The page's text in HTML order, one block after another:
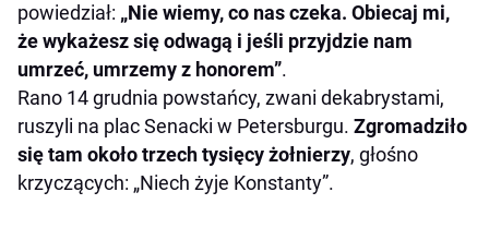
powiedział: „Nie wiemy, co nas czeka. Obiecaj mi,
że wykażesz się odwagą i jeśli przyjdzie nam
umrzeć, umrzemy z honorem”.
Rano 14 grudnia powstańcy, zwani dekabrystami,
ruszyli na plac Senacki w Petersburgu. Zgromadziło
się tam około trzech tysięcy żołnierzy, głośno
krzyczących: „Niech żyje Konstanty”.